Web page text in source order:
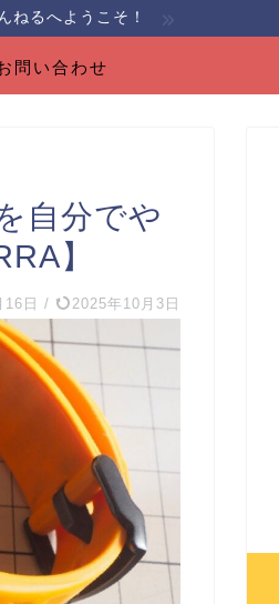
ねるへようこそ！
問い合わせ
自分でや
】
日 / 2025年10月3日